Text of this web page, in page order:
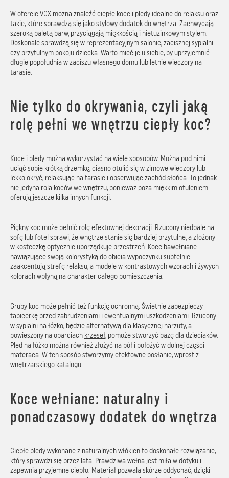
W ofercie VOX można znaleźć ciepłe koce i pledy idealne do relaksu oraz
takie, które sprawdzą się jako stylowy dodatek do wnętrza. Zachwycają
szeroką paletą barw, przyciągają miękkością i nietuzinkowym stylem.
Doskonale sprawdzą się w reprezentacyjnym salonie, zacisznej sypialni
czy przytulnym pokoju dziecka. Warto mieć je u siebie, by uprzyjemnić
długie popołudnia w zaciszu własnego domu lub letnie wieczory na
tarasie.
Nie tylko do okrywania, czyli jaką
rolę pełni we wnętrzu ciepły koc?
Koce i pledy można wykorzystać na wiele sposobów. Można pod nimi
uciąć sobie krótką drzemkę, ciasno otulić się w zimowe wieczory lub
lekko okryć, relaksując na tarasie i obserwując zachód słońca. To jednak
nie jedyna rola koców we wnętrzu, ponieważ poza miękkim otuleniem
oferują jeszcze kilka innych funkcji.
Piękny koc może pełnić rolę efektownej dekoracji. Rzucony niedbale na
sofę lub fotel sprawi, że wnętrze stanie się bardziej przytulne, a złożony
w kosteczkę optycznie uporządkuje przestrzeń. Koce bawełniane
nawiązujące swoją kolorystyką do obicia wypoczynku subtelnie
zaakcentują strefę relaksu, a modele w kontrastowych wzorach i żywych
kolorach wpłyną na charakter całego pomieszczenia.
Gruby koc może pełnić też funkcję ochronną. Świetnie zabezpieczy
tapicerkę przed zabrudzeniami i ewentualnymi uszkodzeniami. Rzucony
w sypialni na łóżko, będzie alternatywą dla klasycznej narzuty, a
powieszony na oparciach krzeseł, pomoże stworzyć bazę dla dzieciaków.
Pled na łóżko można również złożyć na pół i położyć w dolnej części
materaca . W ten sposób stworzymy efektowne posłanie, wprost z
wnętrzarskiego katalogu.
Koce wełniane: naturalny i
ponadczasowy dodatek do wnętrza
Ciepłe pledy wykonane z naturalnych włókien to doskonałe rozwiązanie,
który sprawdzi się przez lata. Prawdziwa wełna jest miła w dotyku i
zapewnia przyjemne ciepło. Materiał pozwala skórze oddychać, dzięki